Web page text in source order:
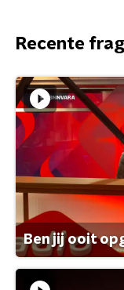
Recente
Ben jij ooit